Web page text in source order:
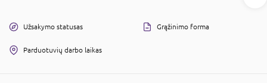
Užsakymo statusas Grąžinimo forma
Parduotuvių darbo laikas